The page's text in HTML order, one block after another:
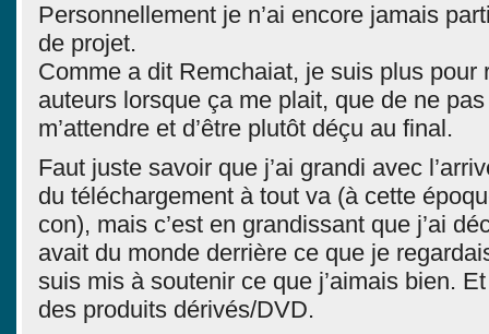
Personnellement je n’ai encore jamais
de projet.
Comme a dit Remchaiat, je suis plus pour
auteurs lorsque ça me plait, que de ne
m’attendre et d’être plutôt déçu au final.
Faut juste savoir que j’ai grandi avec
du téléchargement à tout va (à cette
con), mais c’est en grandissant que j’ai
avait du monde derrière ce que je
suis mis à soutenir ce que j’aimais bien.
des produits dérivés/DVD.